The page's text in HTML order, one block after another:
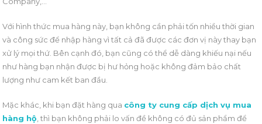
Với hình thức mua hàng này, bạn không cần phải tốn nhiều thời gian
và công sức để nhập hàng vì tất cả đã được các đơn vị này thay bạn
xử lý mọi thứ. Bên cạnh đó, bạn cũng có thể dễ dàng khiếu nại nếu
như hàng bạn nhận được bị hư hỏng hoặc không đảm bảo chất
lượng như cam kết ban đầu.
Mặc khác, khi bạn đặt hàng qua công ty cung cấp dịch vụ mua
hàng hộ, thì bạn không phải lo vấn đề không có đủ sản phẩm để